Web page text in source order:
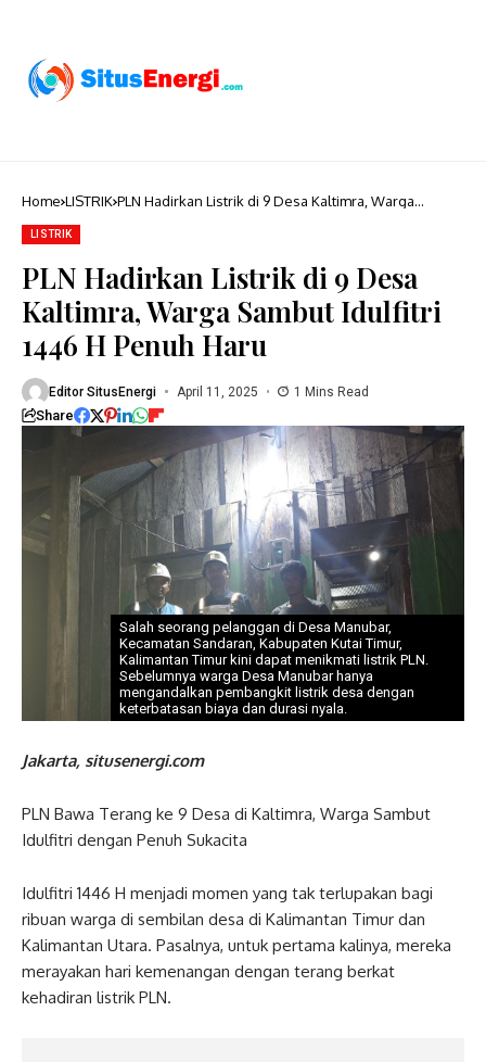
Home LISTRIK PLN Hadirkan Listrik di 9 Desa Kaltimra, Warga
LISTRIK
PLN Hadirkan Listrik di 9 Desa
Kaltimra, Warga Sambut Idulfitri
1446 H Penuh Haru
Editor SitusEnergi April 11, 2025 1 Mins Read
Share
Salah seorang pelanggan di Desa Manubar,
Kecamatan Sandaran, Kabupaten Kutai Timur,
Kalimantan Timur kini dapat menikmati listrik PLN.
Sebelumnya warga Desa Manubar hanya
mengandalkan pembangkit listrik desa dengan
keterbatasan biaya dan durasi nyala.
Jakarta, situsenergi.com
PLN Bawa Terang ke 9 Desa di Kaltimra, Warga Sambut
Idulfitri dengan Penuh Sukacita
Idulfitri 1446 H menjadi momen yang tak terlupakan bagi
ribuan warga di sembilan desa di Kalimantan Timur dan
Kalimantan Utara. Pasalnya, untuk pertama kalinya, mereka
merayakan hari kemenangan dengan terang berkat
kehadiran listrik PLN.